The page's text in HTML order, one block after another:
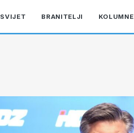
SVIJET BRANITELJI KOLUMNE